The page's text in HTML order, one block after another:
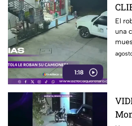
1:18
su
El
una